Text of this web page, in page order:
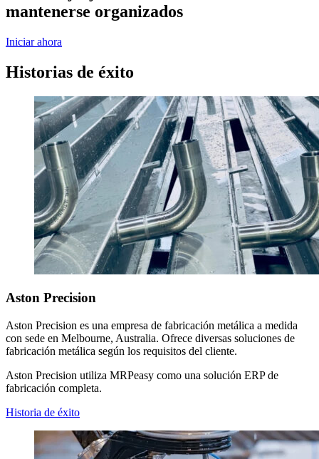
mantenerse organizados
Iniciar ahora
Historias de éxito
Aston Precision
Aston Precision es una empresa de fabricación metálica a medida
con sede en Melbourne, Australia. Ofrece diversas soluciones de
fabricación metálica según los requisitos del cliente.
Aston Precision utiliza MRPeasy como una solución ERP de
fabricación completa.
Historia de éxito